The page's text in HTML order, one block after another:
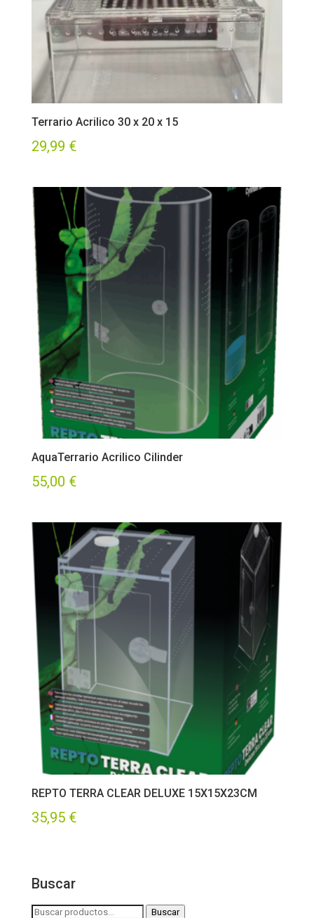
Terrario Acrilico 30 x 20 x 15
29,99 €
AquaTerrario Acrilico Cilinder
55,00 €
REPTO TERRA CLEAR DELUXE 15X15X23CM
35,95 €
Buscar
Buscar
Buscar